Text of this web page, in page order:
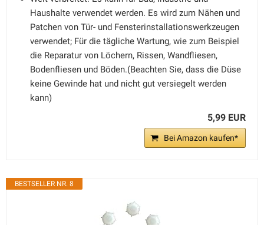
Haushalte verwendet werden. Es wird zum Nähen und
Patchen von Tür- und Fensterinstallationswerkzeugen
verwendet; Für die tägliche Wartung, wie zum Beispiel
die Reparatur von Löchern, Rissen, Wandfliesen,
Bodenfliesen und Böden.(Beachten Sie, dass die Düse
keine Gewinde hat und nicht gut versiegelt werden
kann)
5,99 EUR
Bei Amazon kaufen*
BESTSELLER NR. 8